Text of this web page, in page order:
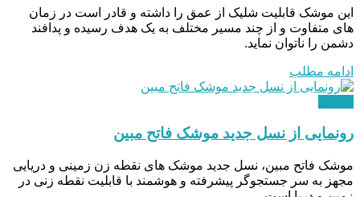
این موشک قابلیت شلیک از عمق را داشته و قادر است در زمان
های متفاوت و از چند مسیر مختلف به یک هدف رسیده و پدافند
دشمن را ناتوان نماید.
ادامه مطلب
رونمایی از نسل جدید موشک فاتح مبین
موشک فاتح مبین، نسل جدید موشک ‌های نقطه زن زمینی و دریایی
مجهز به سر جستجوگر پیشرفته و هوشمند با قابلیت نقطه ‌زنی در